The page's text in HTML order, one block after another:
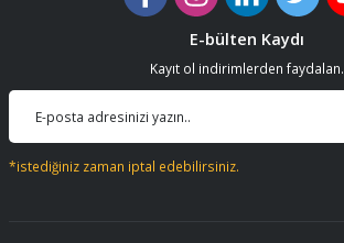
E-bülten Kaydı
Kayıt ol indirimlerden faydalan.
*istediğiniz zaman iptal edebilirsiniz.